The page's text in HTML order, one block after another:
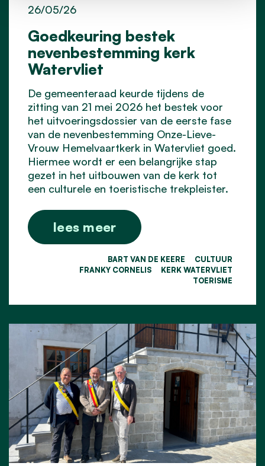
Goedkeuring bestek
nevenbestemming kerk
Watervliet
26/05/26
De gemeenteraad keurde tijdens de
zitting van 21 mei 2026 het bestek voor
het uitvoeringsdossier van de eerste fase
van de nevenbestemming Onze-Lieve-
Vrouw Hemelvaartkerk in Watervliet goed.
Hiermee wordt er een belangrijke stap
gezet in het uitbouwen van de kerk tot
een culturele en toeristische trekpleister.
lees meer
BART VAN DE KEERE
CULTUUR
FRANKY CORNELIS
KERK WATERVLIET
TOERISME